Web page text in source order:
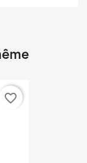
favorite_border